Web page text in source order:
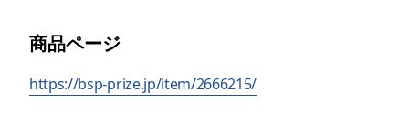
商品ページ
https://bsp-prize.jp/item/2666215/